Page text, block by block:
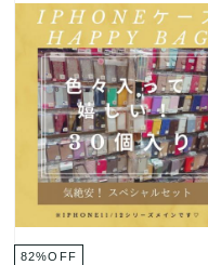
82%OFF